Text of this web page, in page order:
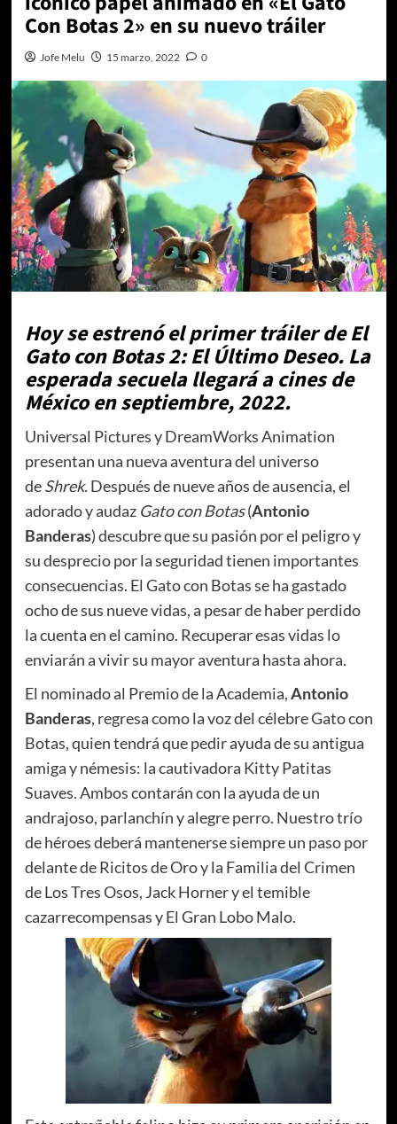
Con Botas 2» en su nuevo tráiler
Jofe Melu 15 marzo, 2022 0
Hoy se estrenó el primer tráiler de El
Gato con Botas 2: El Último Deseo. La
esperada secuela llegará a cines de
México en septiembre, 2022.
Universal Pictures y DreamWorks Animation
presentan una nueva aventura del universo
deShrek.Después de nueve años de ausencia, el
adorado y audaz Gato con Botas(Antonio
Banderas) descubre que su pasión por el peligro y
su desprecio por la seguridad tienen importantes
consecuencias. El Gato con Botas se ha gastado
ocho de sus nueve vidas, a pesar de haber perdido
la cuenta en el camino. Recuperar esas vidas lo
enviarán a vivir su mayor aventura hasta ahora.
El nominado al Premio de la Academia,Antonio
Banderas, regresa como la voz del célebre Gato con
Botas, quien tendrá que pedir ayuda de su antigua
amiga y némesis: la cautivadora Kitty Patitas
Suaves. Ambos contarán con la ayuda de un
andrajoso, parlanchín y alegre perro. Nuestro trío
de héroes deberá mantenerse siempre un paso por
delante de Ricitos de Oro y la Familia del Crimen
de Los Tres Osos, Jack Horner y el temible
cazarrecompensas y El Gran Lobo Malo.